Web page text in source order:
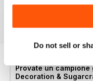
Do not sell or
Acquista per€6,99
Provate uncampione
Decoration &